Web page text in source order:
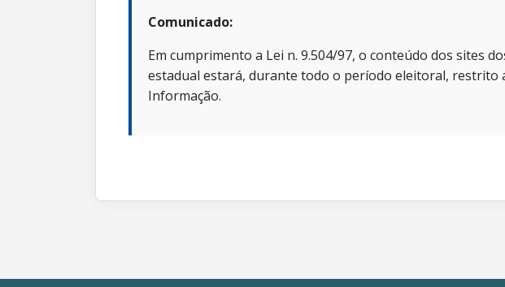
Comunicado:
Em cumprimento a Lei n. 9.504/97, o conteúdo dos sites
estadual estará, durante todo o período eleitoral, restrito
Informação.